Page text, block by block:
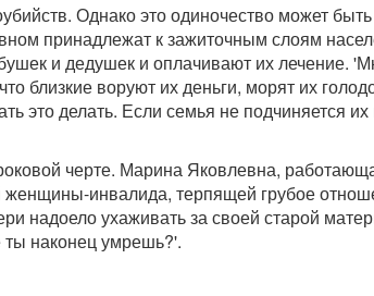
Однако это одиночество может
принадлежат к зажиточным слоям
и дедушек и оплачивают их лечение.
близкие воруют их деньги, морят их
это делать. Если семья не подчиняется
черте. Марина Яковлевна,
инвалида, терпящей грубое
надоело ухаживать за своей старой
ты наконец умрешь?'.